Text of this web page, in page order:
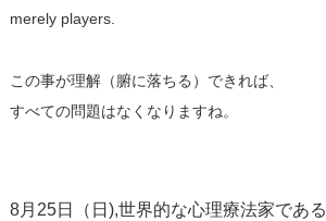
merely players.
この事が理解（腑に落ちる）できれば、
すべての問題はなくなりますね。
8月25日（日),世界的な心理療法家である